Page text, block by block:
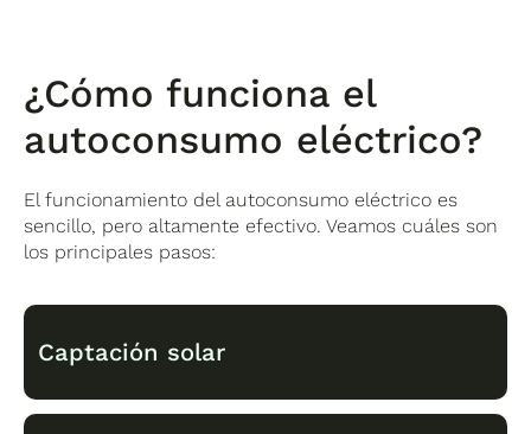
¿Cómo funciona el
autoconsumo eléctrico?
El funcionamiento del autoconsumo eléctrico es
sencillo, pero altamente efectivo. Veamos cuáles son
los principales pasos:
Captación solar